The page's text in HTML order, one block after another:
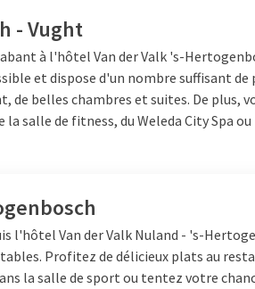
- Vught
à l'hôtel Van der Valk 's-
et dispose d'un nombre suffisant de
belles chambres et suites. De plus,
salle de fitness, du Weleda City Spa
l'hôtel Van der Valk Nuland - 's-
Profitez de délicieux plats au
la salle de sport ou tentez votre